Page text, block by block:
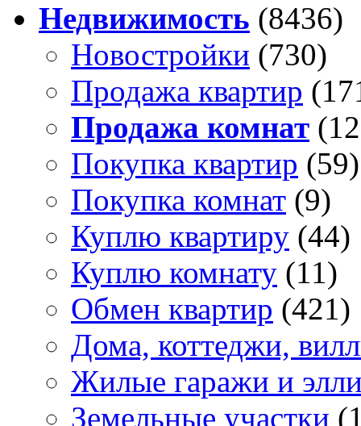
Недвижимость (8436)
Новостройки (730)
Продажа квартир
Продажа комнат
Покупка квартир (59)
Покупка комнат (9)
Куплю квартиру (44)
Куплю комнату (11)
Обмен квартир (421)
Дома, коттеджи,
Жилые гаражи и
Земельные участки